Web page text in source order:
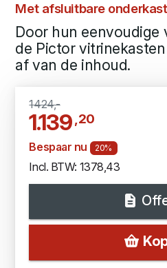
Met afsluitbare
Door hun eenvoudige
de Pictor
af van de inhoud.
1424,-
1.139,20
Bespaar nu 20%
Incl. BTW: 1378,43